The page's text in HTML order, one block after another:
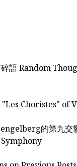
語 Random
"Les Choristes" of
的第九交